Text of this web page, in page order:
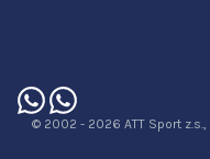
© 2002 - 2026 ATT Sport